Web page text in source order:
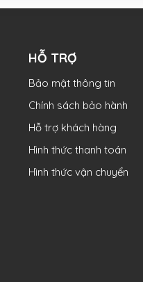
HỖ TRỢ
Bảo mật thông tin
Chính sách bảo hành
Hỗ trợ khách hàng
Hình thức thanh toán
Hình thức vận chuyển